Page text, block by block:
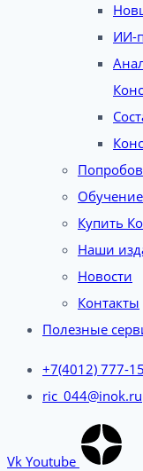
ИИ-
Купить
Наши
Новости
Контакты
Полезные
+7(4012) 777-
ric_044@inok.ru
Vk Youtube